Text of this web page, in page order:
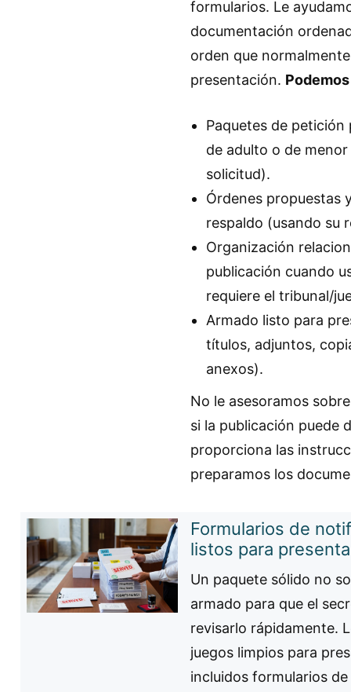
formularios. Le
documentación
orden que
presentación.
Paquetes de
de adulto o de
solicitud).
Órdenes propuestas
respaldo (usando su
Organización
publicación cuando
requiere el tribunal/
Armado listo para
títulos, adjuntos,
anexos).
No le asesoramos
si la publicación puede
proporciona las
preparamos los
Formularios de
listos para
Un paquete sólido no
armado para que el
revisarlo rápidamente.
juegos limpios para
incluidos formularios